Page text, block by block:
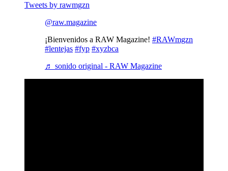
Tweets by rawmgzn
@raw.magazine
¡Bienvenidos a RAW Magazine! #RAWmgzn
#lentejas #fyp #xyzbca
♬ sonido original - RAW Magazine